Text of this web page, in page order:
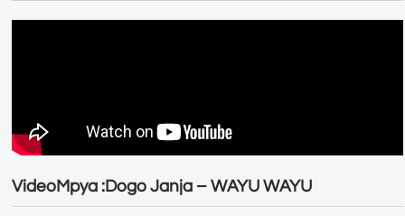
VideoMpya :Dogo Janja – WAYU WAYU